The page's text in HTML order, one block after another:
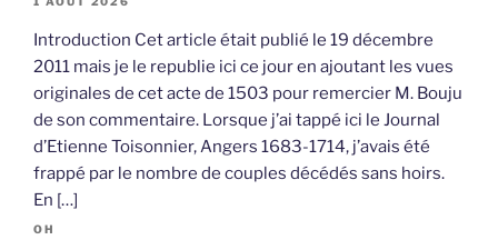
Introduction Cet article était publié le 19 décembre
2011 mais je le republie ici ce jour en ajoutant les vues
originales de cet acte de 1503 pour remercier M. Bouju
de son commentaire. Lorsque j’ai tappé ici le Journal
d’Etienne Toisonnier, Angers 1683-1714, j’avais été
frappé par le nombre de couples décédés sans hoirs.
En […]
OH